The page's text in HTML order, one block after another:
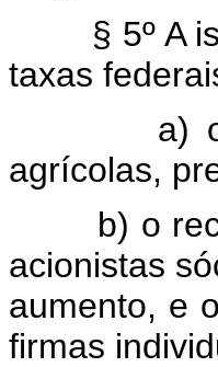
§ 5º A
taxas
a) os
agrícolas,
b) o
acionistas
aumento, e
firmas